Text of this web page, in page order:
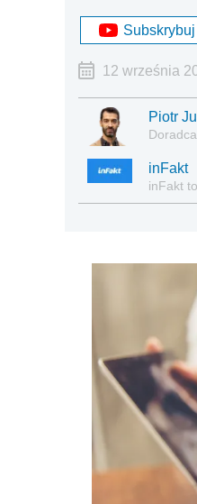
12 września
Piotr
inFakt
inFakt